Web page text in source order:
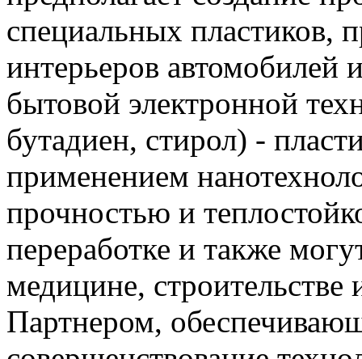
специальных пластиков,
интерьеров автомобилей
бытовой электронной
бутадиен, стирол) -
применением
прочностью и
переработке и также
медицине, строительстве
Партнером,